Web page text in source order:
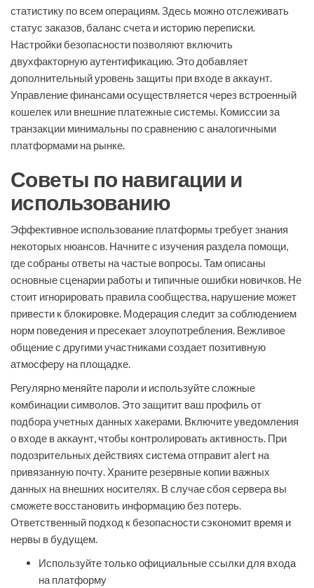
статистику по всем операциям. Здесь можно отслеживать
статус заказов, баланс счета и историю переписки.
Настройки безопасности позволяют включить
двухфакторную аутентификацию. Это добавляет
дополнительный уровень защиты при входе в аккаунт.
Управление финансами осуществляется через встроенный
кошелек или внешние платежные системы. Комиссии за
транзакции минимальны по сравнению с аналогичными
платформами на рынке.
Советы по навигации и
использованию
Эффективное использование платформы требует знания
некоторых нюансов. Начните с изучения раздела помощи,
где собраны ответы на частые вопросы. Там описаны
основные сценарии работы и типичные ошибки новичков. Не
стоит игнорировать правила сообщества, нарушение может
привести к блокировке. Модерация следит за соблюдением
норм поведения и пресекает злоупотребления. Вежливое
общение с другими участниками создает позитивную
атмосферу на площадке.
Регулярно меняйте пароли и используйте сложные
комбинации символов. Это защитит ваш профиль от
подбора учетных данных хакерами. Включите уведомления
о входе в аккаунт, чтобы контролировать активность. При
подозрительных действиях система отправит alert на
привязанную почту. Храните резервные копии важных
данных на внешних носителях. В случае сбоя сервера вы
сможете восстановить информацию без потерь.
Ответственный подход к безопасности сэкономит время и
нервы в будущем.
Используйте только официальные ссылки для входа
на платформу